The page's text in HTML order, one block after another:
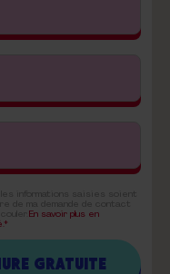
En savoir plus en